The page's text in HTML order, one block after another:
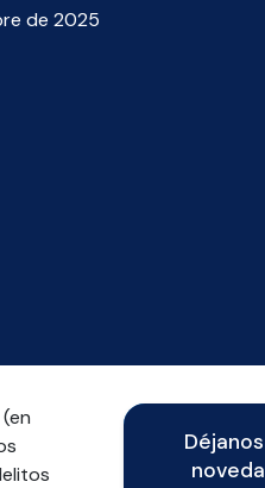
de 2025
(en